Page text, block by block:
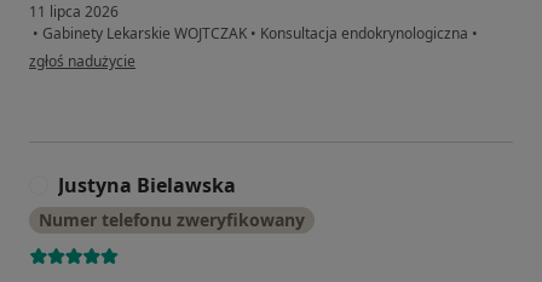
11 lipca 2026
• Gabinety Lekarskie WOJTCZAK • Konsultacja endokrynologiczna •
w opinii użytkownika Renata
zgłoś nadużycie
Justyna Bielawska
Numer telefonu zweryfikowany